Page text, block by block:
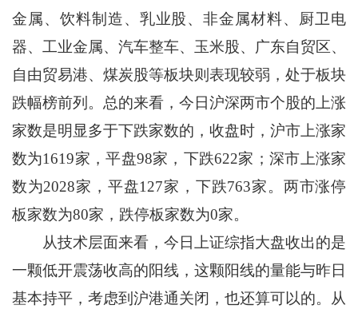
金属、饮料制造、乳业股、非金属材料、厨卫电
器、工业金属、汽车整车、玉米股、广东自贸区、
自由贸易港、煤炭股等板块则表现较弱，处于板块
跌幅榜前列。总的来看，今日沪深两市个股的上涨
家数是明显多于下跌家数的，收盘时，沪市上涨家
数为1619家，平盘98家，下跌622家；深市上涨家
数为2028家，平盘127家，下跌763家。两市涨停
板家数为80家，跌停板家数为0家。
从技术层面来看，今日上证综指大盘收出的是
一颗低开震荡收高的阳线，这颗阳线的量能与昨日
基本持平，考虑到沪港通关闭，也还算可以的。从